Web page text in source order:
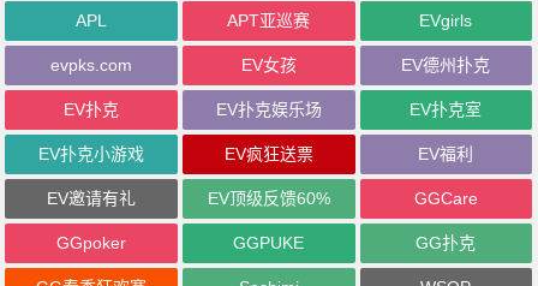
APL APT亚巡赛 EVgirls
evpks.com EV女孩 EV德州扑克
EV扑克 EV扑克娱乐场 EV扑克室
EV扑克小游戏 EV疯狂送票 EV福利
EV邀请有礼 EV顶级反馈60% GGCare
GGpoker GGPUKE GG扑克